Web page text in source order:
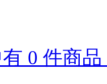
0 件商